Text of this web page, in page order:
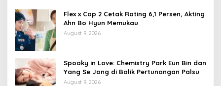
Flex x Cop 2 Cetak Rating 6,1 Persen, Akting
Ahn Bo Hyun Memukau
August 9, 2026
Spooky in Love: Chemistry Park Eun Bin dan
Yang Se Jong di Balik Pertunangan Palsu
August 9, 2026